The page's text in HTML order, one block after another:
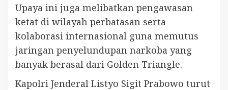
Upaya ini juga melibatkan pengawasan
ketat di wilayah perbatasan serta
kolaborasi internasional guna memutus
jaringan penyelundupan narkoba yang
banyak berasal dari Golden Triangle.
Kapolri Jenderal Listyo Sigit Prabowo turut